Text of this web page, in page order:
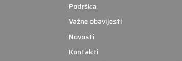
Podrška
Važne obavijesti
Novosti
Kontakti